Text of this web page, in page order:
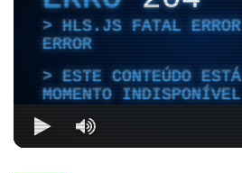
HLS.JS FATAL
ERROR
ESTE CONTEÚDO
MOMENTO INDISPONÍVEL